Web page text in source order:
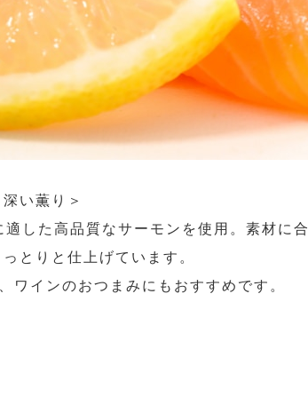
い薫り＞
した高品質なサーモンを使用。素材に合
とりと仕上げています。
ワインのおつまみにもおすすめです。